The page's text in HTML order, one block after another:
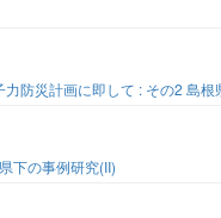
防災計画に即して : その2 島
下の事例研究(II)